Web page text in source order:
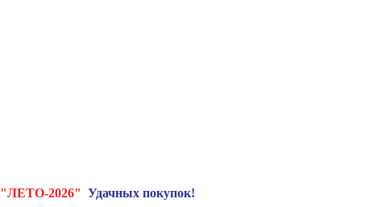
"ЛЕТО-2026" Удачных покупок!